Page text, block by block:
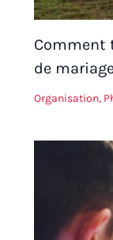
Comment
de
Organisation,